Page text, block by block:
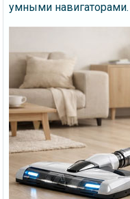
умными навигаторами.